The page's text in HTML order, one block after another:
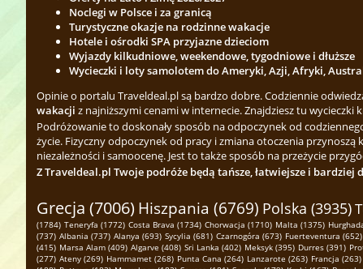
Noclegi w Polsce i za granicą
Turystyczne okazje na rodzinne wakacje
Hotele i ośrodki SPA przyjazne dzieciom
Wyjazdy kilkudniowe, weekendowe, tygodniowe i dłuższe
Wycieczki i loty samolotem do Ameryki, Azji, Afryki,
Opinie o portalu Traveldeal.pl są bardzo dobre. Codziennie
wakacji z najniższymi cenami w internecie. Znajdziesz tu wycieczki
Podróżowanie to doskonały sposób na odpoczynek od
życie. Fizyczny odpoczynek od pracy i zmiana otoczenia
niezależności i samoocenę. Jest to także sposób na przeżycie
Z Traveldeal.pl Twoje podróże będą tańsze, łatwiejsze i bardziej
Grecja (7006) Hiszpania (6769) Polska (3935)
(1784) Teneryfa (1772) Costa Brava (1734) Chorwacja (1710) Malta (1375)
(737) Albania (737) Alanya (693) Sycylia (681) Czarnogóra (673) Fuerteventura (652)
(415) Marsa Alam (409) Algarve (408) Sri Lanka (402) Meksyk (395) Durres (391)
(277) Ateny (269) Hammamet (268) Punta Cana (264) Lanzarote (263) Francja (263)